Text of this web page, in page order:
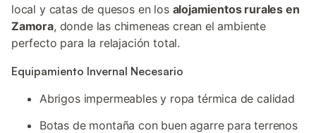
local y catas de quesos en los alojamientos rurales en
Zamora, donde las chimeneas crean el ambiente
perfecto para la relajación total.
Equipamiento Invernal Necesario
Abrigos impermeables y ropa térmica de calidad
Botas de montaña con buen agarre para terrenos